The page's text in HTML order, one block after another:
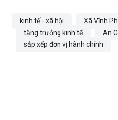
kinh tế - xã hội
Xã Vĩnh
tăng trưởng kinh tế
An
sắp xếp đơn vị hành chính